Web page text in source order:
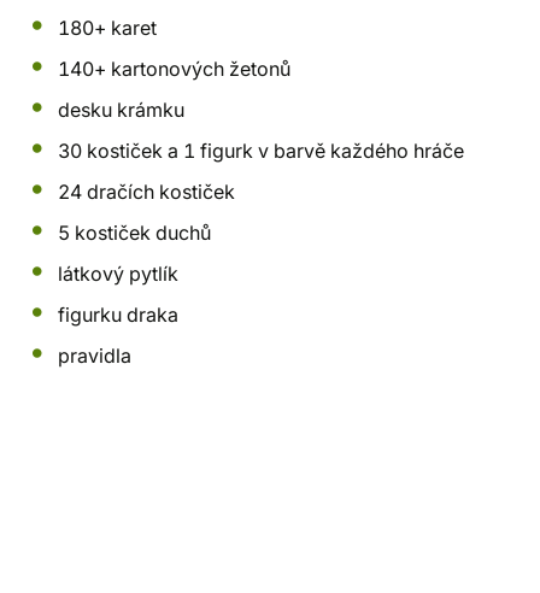
180+ karet
140+ kartonových žetonů
desku krámku
30 kostiček a 1 figurk v barvě každého hráče
24 dračích kostiček
5 kostiček duchů
látkový pytlík
figurku draka
pravidla